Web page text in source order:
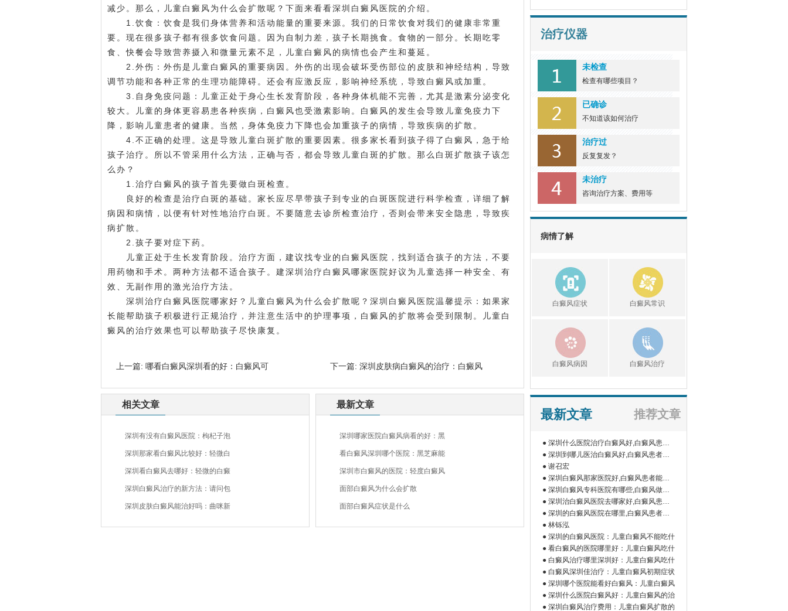
减少。那么，儿童白癜风为什么会扩散呢？下面来看看深圳白癜风医院的介绍。
1.饮食：饮食是我们身体营养和活动能量的重要来源。我们的日常饮食对我们的健康非常重
要。现在很多孩子都有很多饮食问题。因为自制力差，孩子长期挑食。食物的一部分。长期吃零
食、快餐会导致营养摄入和微量元素不足，儿童白癜风的病情也会产生和蔓延。
2.外伤：外伤是儿童白癜风的重要病因。外伤的出现会破坏受伤部位的皮肤和神经结构，导致
调节功能和各种正常的生理功能障碍。还会有应激反应，影响神经系统，导致白癜风或加重。
3.自身免疫问题：儿童正处于身心生长发育阶段，各种身体机能不完善，尤其是激素分泌变化
较大。儿童的身体更容易患各种疾病，白癜风也受激素影响。白癜风的发生会导致儿童免疫力下
降，影响儿童患者的健康。当然，身体免疫力下降也会加重孩子的病情，导致疾病的扩散。
4.不正确的处理。这是导致儿童白斑扩散的重要因素。很多家长看到孩子得了白癜风，急于给
孩子治疗。所以不管采用什么方法，正确与否，都会导致儿童白斑的扩散。那么白斑扩散孩子该怎
么办？
1.治疗白癜风的孩子首先要做白斑检查。
良好的检查是治疗白斑的基础。家长应尽早带孩子到专业的白斑医院进行科学检查，详细了解
病因和病情，以便有针对性地治疗白斑。不要随意去诊所检查治疗，否则会带来安全隐患，导致疾
病扩散。
2.孩子要对症下药。
儿童正处于生长发育阶段。治疗方面，建议找专业的白癜风医院，找到适合孩子的方法，不要
用药物和手术。两种方法都不适合孩子。建深圳治疗白癜风哪家医院好议为儿童选择一种安全、有
效、无副作用的激光治疗方法。
深圳治疗白癜风医院哪家好？儿童白癜风为什么会扩散呢？深圳白癜风医院温馨提示：如果家
长能帮助孩子积极进行正规治疗，并注意生活中的护理事项，白癜风的扩散将会受到限制。儿童白
癜风的治疗效果也可以帮助孩子尽快康复。
上一篇: 哪看白癜风深圳看的好：白癜风可 下一篇: 深圳皮肤病白癜风的治疗：白癜风
相关文章
深圳有没有白癜风医院：枸杞子泡
深圳那家看白癜风比较好：轻微白
深圳看白癜风去哪好：轻微的白癜
深圳白癜风治疗的新方法：请问包
深圳皮肤白癜风能治好吗：曲咪新
最新文章
深圳哪家医院白癜风病看的好：黑
看白癜风深圳哪个医院：黑芝麻能
深圳市白癜风的医院：轻度白癜风
面部白癜风为什么会扩散
面部白癜风症状是什么
治疗仪器
未检查
检查有哪些项目？
已确诊
不知道该如何治疗
治疗过
反复复发？
未治疗
咨询治疗方案、费用等
病情了解
白癜风症状 白癜风常识
白癜风病因 白癜风治疗
最新文章 推荐文章
● 深圳什么医院治疗白癜风好,白癜风患者
如
● 深圳到哪儿医治白癜风好,白癜风患者为
什● 谢召宏
● 深圳白癜风那家医院好,白癜风患者能吃
橘
● 深圳白癜风专科医院有哪些,白癜风做伍
德
● 深圳治白癜风医院去哪家好,白癜风患者
为
● 深圳的白癜风医院在哪里,白癜风患者做
微● 林铄泓
● 深圳的白癜风医院：儿童白癜风不能吃什
● 看白癜风的医院哪里好：儿童白癜风吃什
● 白癜风治疗哪里深圳好：儿童白癜风吃什
● 白癜风深圳佳治疗：儿童白癜风初期症状
● 深圳哪个医院能看好白癜风：儿童白癜风
● 深圳什么医院白癜风好：儿童白癜风的治
● 深圳白癜风治疗费用：儿童白癜风扩散的